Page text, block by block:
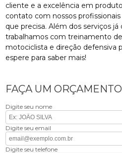
cliente e a excelência em
contato com nossos
que precisa. Além dos serviços
trabalhamos com treinamento
motociclista e direção defensiva
espere para saber mais!
FAÇA UM ORÇAMENTO
Digite seu nome
Digite seu email
Digite seu telefone